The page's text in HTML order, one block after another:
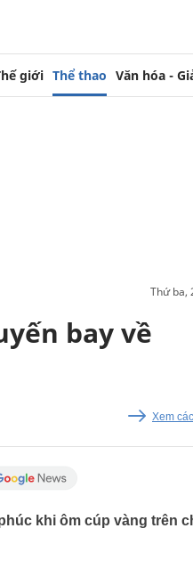
giới Thể thao Văn hóa -
thứ
bay về
Xem
khi ôm cúp vàng trên